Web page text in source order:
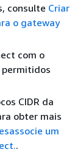
consulte Criar
o gateway
com o
permitidos
CIDR da
obter mais
um
.